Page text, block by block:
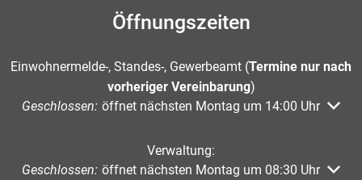
Öffnungszeiten
Einwohnermelde-, Standes-, Gewerbeamt (Termine nur nach
vorheriger Vereinbarung)
Klicken, um weitere Öffnungs- oder Schließzeiten
Geschlossen: öffnet nächsten Montag um 14:00 Uhr
Verwaltung:
Klicken, um weitere Öffnungs- oder Schließzeiten
Geschlossen: öffnet nächsten Montag um 08:30 Uhr